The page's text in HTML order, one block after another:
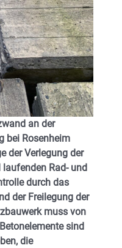
an der
bei Rosenheim
der Verlegung der
Rad- und
durch das
der Freilegung der
muss von
sind
die